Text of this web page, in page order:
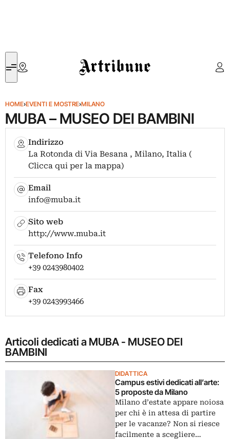
Artribune
HOME›EVENTI E MOSTRE›MILANO
MUBA – MUSEO DEI BAMBINI
Indirizzo
La Rotonda di Via Besana , Milano, Italia (
Clicca qui per la mappa)
Email
info@muba.it
Sito web
http://www.muba.it
Telefono Info
+39 0243980402
Fax
+39 0243993466
Articoli dedicati a MUBA - MUSEO DEI
BAMBINI
DIDATTICA
Campus estivi dedicati all’arte:
5 proposte da Milano
Milano d’estate appare noiosa
per chi è in attesa di partire
per le vacanze? Non si riesce
facilmente a scegliere…